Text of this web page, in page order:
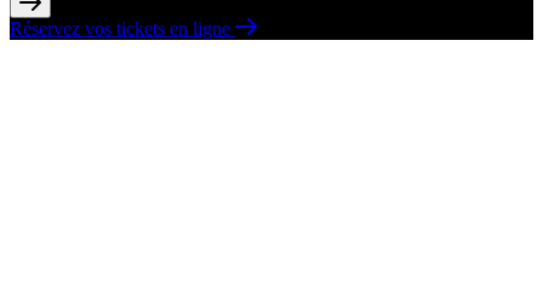
Réservez vos tickets en ligne